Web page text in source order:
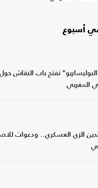
في أسبوع
تفتح باب النقاش
المغربي
الزي العسكري.. ودعوات